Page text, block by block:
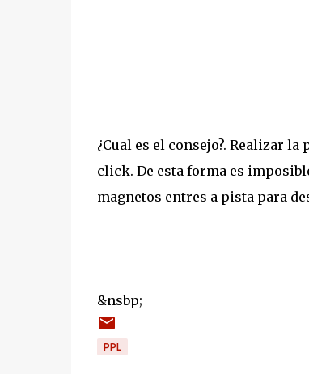
¿Cual es el consejo?. Realizar
click. De esta forma es
magnetos entres a pista para
&nsbp;
PPL